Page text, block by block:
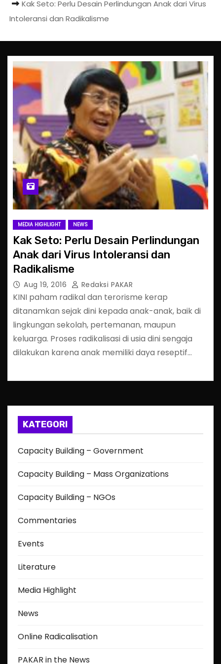
Kak Seto: Perlu Desain Perlindungan Anak dari Virus
Intoleransi dan Radikalisme
MEDIA HIGHLIGHT NEWS
Kak Seto: Perlu Desain Perlindungan
Anak dari Virus Intoleransi dan
Radikalisme
Aug 19, 2016 Redaksi PAKAR
KINI paham radikal dan terorisme kerap
ditanamkan sejak dini kepada anak-anak, baik di
lingkungan sekolah, pertemanan, maupun
keluarga. Proses radikalisasi di usia dini sengaja
dilakukan karena anak memiliki daya reseptif…
KATEGORI
Capacity Building – Government
Capacity Building – Mass Organizations
Capacity Building – NGOs
Commentaries
Events
Literature
Media Highlight
News
Online Radicalisation
PAKAR in the News